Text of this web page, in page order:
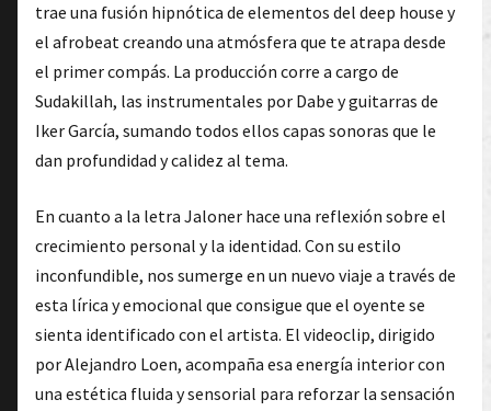
trae una fusión hipnótica de elementos del deep house y
el afrobeat creando una atmósfera que te atrapa desde
el primer compás. La producción corre a cargo de
Sudakillah, las instrumentales por Dabe y guitarras de
Iker García, sumando todos ellos capas sonoras que le
dan profundidad y calidez al tema.
En cuanto a la letra Jaloner hace una reflexión sobre el
crecimiento personal y la identidad. Con su estilo
inconfundible, nos sumerge en un nuevo viaje a través de
esta lírica y emocional que consigue que el oyente se
sienta identificado con el artista. El videoclip, dirigido
por Alejandro Loen, acompaña esa energía interior con
una estética fluida y sensorial para reforzar la sensación